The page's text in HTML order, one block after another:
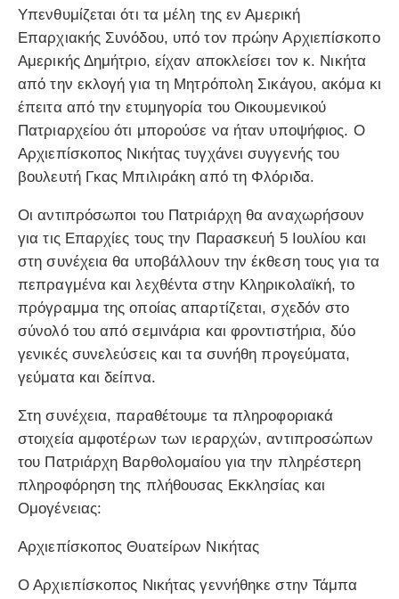
Υπενθυμίζεται ότι τα μέλη της εν Αμερική
Επαρχιακής Συνόδου, υπό τον πρώην Αρχιεπίσκοπο
Αμερικής Δημήτριο, είχαν αποκλείσει τον κ. Νικήτα
από την εκλογή για τη Μητρόπολη Σικάγου, ακόμα κι
έπειτα από την ετυμηγορία του Οικουμενικού
Πατριαρχείου ότι μπορούσε να ήταν υποψήφιος. Ο
Αρχιεπίσκοπος Νικήτας τυγχάνει συγγενής του
βουλευτή Γκας Μπιλιράκη από τη Φλόριδα.
Οι αντιπρόσωποι του Πατριάρχη θα αναχωρήσουν
για τις Επαρχίες τους την Παρασκευή 5 Ιουλίου και
στη συνέχεια θα υποβάλλουν την έκθεση τους για τα
πεπραγμένα και λεχθέντα στην Κληρικολαϊκή, το
πρόγραμμα της οποίας απαρτίζεται, σχεδόν στο
σύνολό του από σεμινάρια και φροντιστήρια, δύο
γενικές συνελεύσεις και τα συνήθη προγεύματα,
γεύματα και δείπνα.
Στη συνέχεια, παραθέτουμε τα πληροφοριακά
στοιχεία αμφοτέρων των ιεραρχών, αντιπροσώπων
του Πατριάρχη Βαρθολομαίου για την πληρέστερη
πληροφόρηση της πλήθουσας Εκκλησίας και
Ομογένειας:
Αρχιεπίσκοπος Θυατείρων Νικήτας
Ο Αρχιεπίσκοπος Νικήτας γεννήθηκε στην Τάμπα